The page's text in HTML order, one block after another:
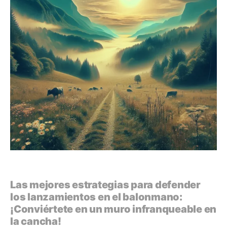
Las mejores estrategias para defender
los lanzamientos en el balonmano:
¡Conviértete en un muro infranqueable en
la cancha!